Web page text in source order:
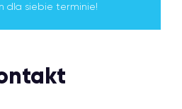
dla siebie terminie!